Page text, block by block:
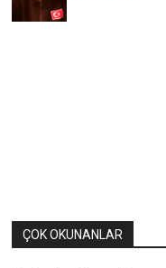
ÇOK OKUNANLAR